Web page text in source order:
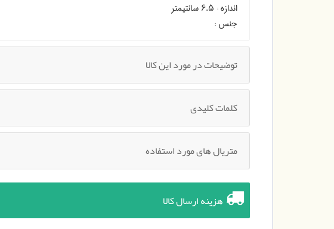
اندازه : ۶.۵ سانتیمتر
جنس :
توضیحات در مورد این کالا
کلمات کلیدی
متریال های مورد استفاده
هزینه ارسال کالا